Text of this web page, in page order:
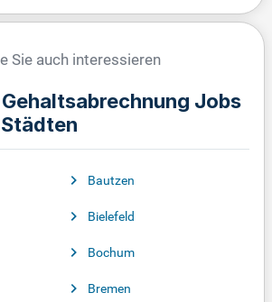
Sie auch interessieren
Jobs
Bautzen
Bielefeld
Bochum
Bremen